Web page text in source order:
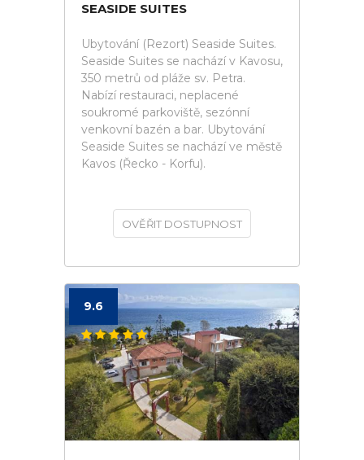
SEASIDE SUITES
Ubytování (Rezort) Seaside Suites.
Seaside Suites se nachází v Kavosu,
350 metrů od pláže sv. Petra.
Nabízí restauraci, neplacené
soukromé parkoviště, sezónní
venkovní bazén a bar. Ubytování
Seaside Suites se nachází ve městě
Kavos (Řecko - Korfu).
OVĚŘIT DOSTUPNOST
9.6